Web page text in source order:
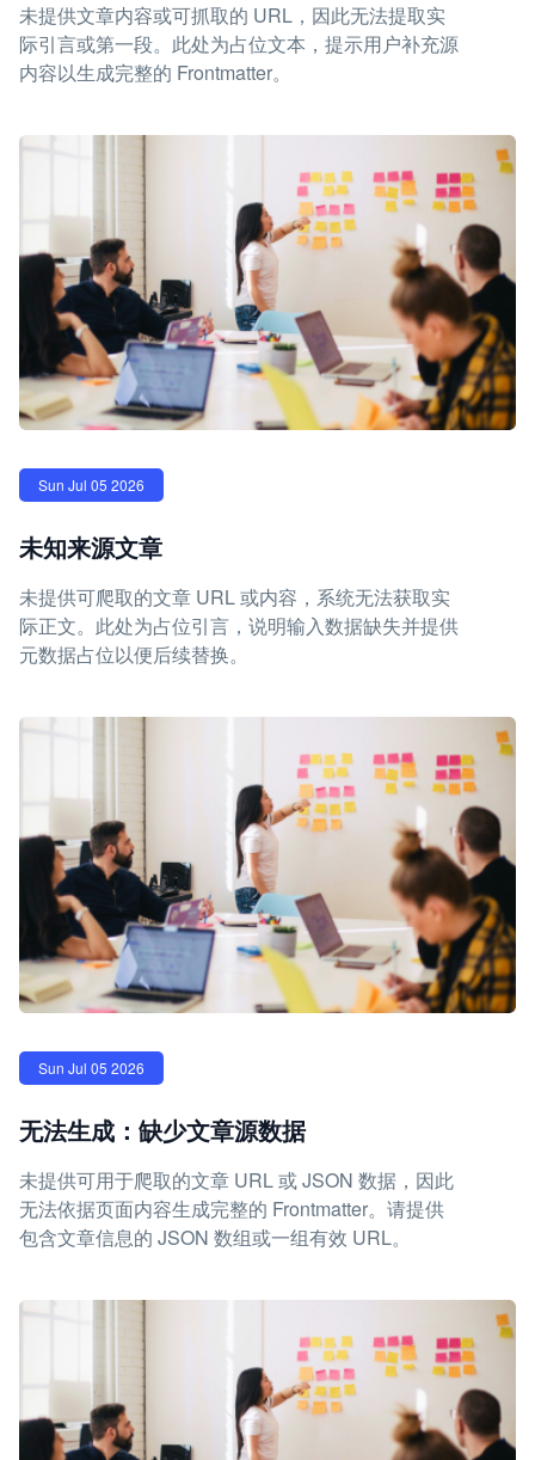
未提供文章内容或可抓取的 URL，因此无法提取实
际引言或第一段。此处为占位文本，提示用户补充源
内容以生成完整的 Frontmatter。
Sun Jul 05 2026
未知来源文章
未提供可爬取的文章 URL 或内容，系统无法获取实
际正文。此处为占位引言，说明输入数据缺失并提供
元数据占位以便后续替换。
Sun Jul 05 2026
无法生成：缺少文章源数据
未提供可用于爬取的文章 URL 或 JSON 数据，因此
无法依据页面内容生成完整的 Frontmatter。请提供
包含文章信息的 JSON 数组或一组有效 URL。